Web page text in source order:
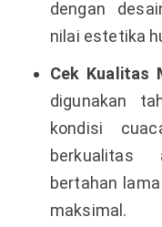
dengan
nilai estetika
Cek Kualitas
digunakan
kondisi
berkualitas
bertahan
maksimal.